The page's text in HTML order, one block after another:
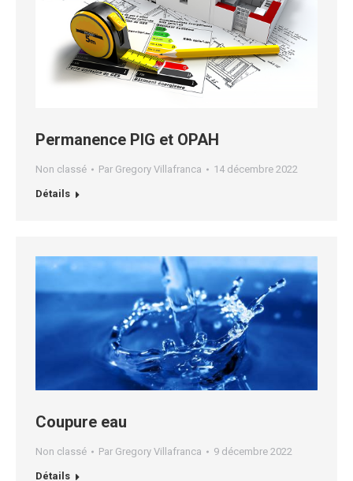
Permanence PIG et OPAH
Non classé Par Gregory Villafranca 14 décembre 2022
Détails
Coupure eau
Non classé Par Gregory Villafranca 9 décembre 2022
Détails